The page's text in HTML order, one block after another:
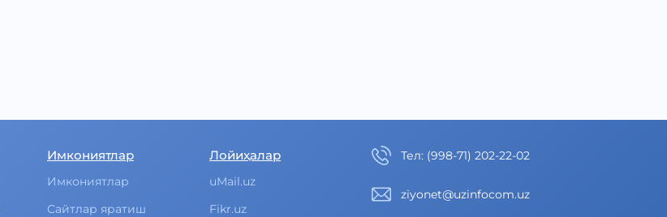
Имкониятлар
Имкониятлар
Cайтлар яратиш
Лойиҳалар
uMail.uz
Fikr.uz
Тел: (998-71) 202-22-02
ziyonet@uzinfocom.uz